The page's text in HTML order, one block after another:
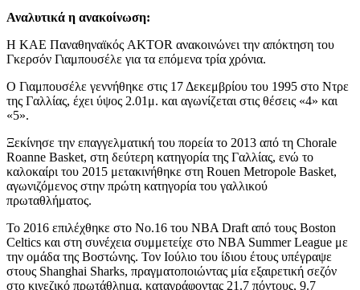
Αναλυτικά η ανακοίνωση:
Η ΚΑΕ Παναθηναϊκός AKTOR ανακοινώνει την απόκτηση του
Γκερσόν Γιαμπουσέλε για τα επόμενα τρία χρόνια.
Ο Γιαμπουσέλε γεννήθηκε στις 17 Δεκεμβρίου του 1995 στο Ντρε
της Γαλλίας, έχει ύψος 2.01μ. και αγωνίζεται στις θέσεις «4» και
«5».
Ξεκίνησε την επαγγελματική του πορεία το 2013 από τη Chorale
Roanne Basket, στη δεύτερη κατηγορία της Γαλλίας, ενώ το
καλοκαίρι του 2015 μετακινήθηκε στη Rouen Metropole Basket,
αγωνιζόμενος στην πρώτη κατηγορία του γαλλικού
πρωταθλήματος.
Το 2016 επιλέχθηκε στο Νο.16 του NBA Draft από τους Boston
Celtics και στη συνέχεια συμμετείχε στο NBA Summer League με
την ομάδα της Βοστώνης. Τον Ιούλιο του ίδιου έτους υπέγραψε
στους Shanghai Sharks, πραγματοποιώντας μία εξαιρετική σεζόν
στο κινεζικό πρωτάθλημα, καταγράφοντας 21.7 πόντους, 9.7